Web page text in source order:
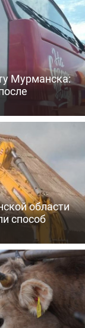
Мурманска:
области
способ